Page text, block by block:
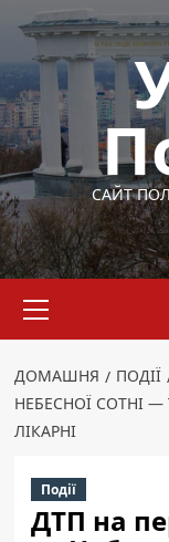
Перейти
вмісту
САЙТ
меню
ДОМАШНЯ ПОДІЇ
НЕБЕСНОЇ СОТНІ
ЛІКАРНІ
Події
ДТП на